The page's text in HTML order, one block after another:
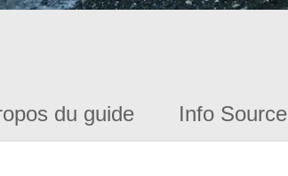
du guide Info Source